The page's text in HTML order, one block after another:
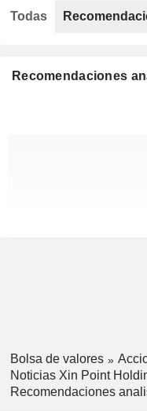
Recomendaciones
Todas
Bolsa de valores
Noticias Xin Point
Recomendaciones